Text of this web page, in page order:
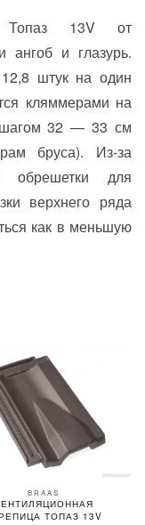
Топаз 13V от
ангоб и глазурь.
штук на один
кляммерами на
шагом 32 — 33 см
бруса). Из-за
обрешетки для
верхнего ряда
как в меньшую
BRAAS
ТОПАЗ 13V